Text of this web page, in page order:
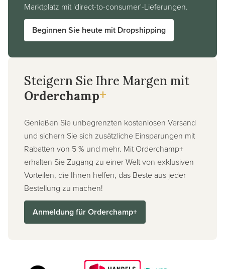
Marktplatz mit 'direct-to-consumer'-Lieferungen.
Beginnen Sie heute mit Dropshipping
Steigern Sie Ihre Margen mit
Orderchamp+
Genießen Sie unbegrenzten kostenlosen Versand
und sichern Sie sich zusätzliche Einsparungen mit
Rabatten von 5 % und mehr. Mit Orderchamp+
erhalten Sie Zugang zu einer Welt von exklusiven
Vorteilen, die Ihnen helfen, das Beste aus jeder
Bestellung zu machen!
Anmeldung für Orderchamp+